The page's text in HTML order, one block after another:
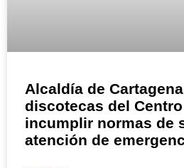
Alcaldía de
discotecas del
incumplir normas de
atención de